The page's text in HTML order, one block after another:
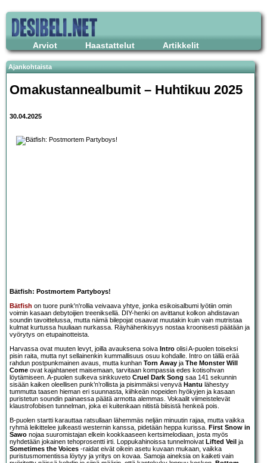
Arviot Haastattelut Artikkelit
Ajankohtaista
Omakustannealbumit – Huhtikuu 2025
30.04.2025
Bätfish: Postmortem Partyboys!
Bätfish on tuore punk'n'rollia veivaava yhtye, jonka esikoisalbumi lyötiin omin
voimin kasaan debytoijien treeniksellä. DIY-henki on avittanut kolkon ahdistavan
soundin tavoittelussa, mutta nämä bilepojat osaavat muutakin kuin vain mutristaa
kulmat kurtussa huuliaan nurkassa. Räyhähenkisyys nostaa kroonisesti päätään ja
vyörytys on etupainotteista.
Harvassa ovat muuten levyt, joilla avauksena soiva Intro olisi A-puolen toiseksi
pisin raita, mutta nyt sellainenkin kummallisuus osuu kohdalle. Intro on tällä erää
rahdun postpunkmainen avaus, mutta kunhan Torn Away ja The Monster Will
Come ovat kajahtaneet maisemaan, tarvitaan kompassia edes kotisohvan
löytämiseen. A-puolen sulkeva sinkkuveto Cruel Dark Song saa 141 sekunnin
sisään kaiken oleellisen punk’n’rollista ja pisimmäksi venyvä Hantu lähestyy
tummutta taasen hieman eri suunnasta, kiihkeän nopeiden hyökyjen ja kasaan
puristetun soundin painaessa päätä armotta alemmas. Vokaalit viimeistelevät
klaustrofobisen tunnelman, joka ei kuitenkaan nitistä biisistä henkeä pois.
B-puolen startti karauttaa ratsullaan lähemmäs neljän minuutin rajaa, mutta vaikka
ryhmä leikittelee julkeasti westernin kanssa, pidetään heppa kurissa. First Snow in
Sawo nojaa suuromistajan elkein kookkaaseen kertsimelodiaan, josta myös
nyhdetään jokainen tehoprosentti irti. Loppukahinoissa tunnelmoivat Lifted Veil ja
Sometimes the Voices -raidat eivät oikein asetu kuvaan mukaan, vaikka
puristusmomentissa löytyy ja yritys on kovaa. Samoja aineksia on kaiketi vain